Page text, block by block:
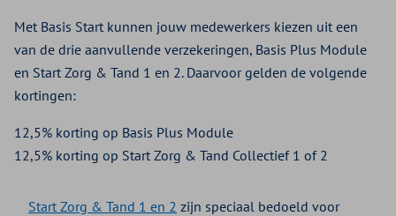
Met Basis Start kunnen jouw medewerkers kiezen uit een
van de drie aanvullende verzekeringen, Basis Plus Module
en Start Zorg & Tand 1 en 2. Daarvoor gelden de volgende
kortingen:
12,5% korting op Basis Plus Module
12,5% korting op Start Zorg & Tand Collectief 1 of 2
Start Zorg & Tand 1 en 2 zijn speciaal bedoeld voor